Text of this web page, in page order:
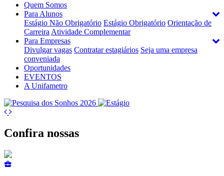
Quem Somos
Para Alunos
Estágio Não Obrigatório Estágio Obrigatório Orientação de
Carreira Atividade Complementar
Para Empresas
Divulgar vagas Contratar estagiários Seja uma empresa
conveniada
Oportunidades
EVENTOS
A Unifametro
Banner
Próximo
Confira nossas